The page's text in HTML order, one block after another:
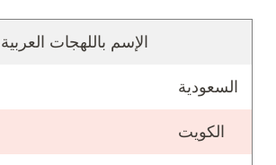
الإسم باللهجات العربية
السعودية
الكويت